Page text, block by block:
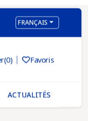
FRANÇAIS
(0) Favoris
ACTUALITÉS